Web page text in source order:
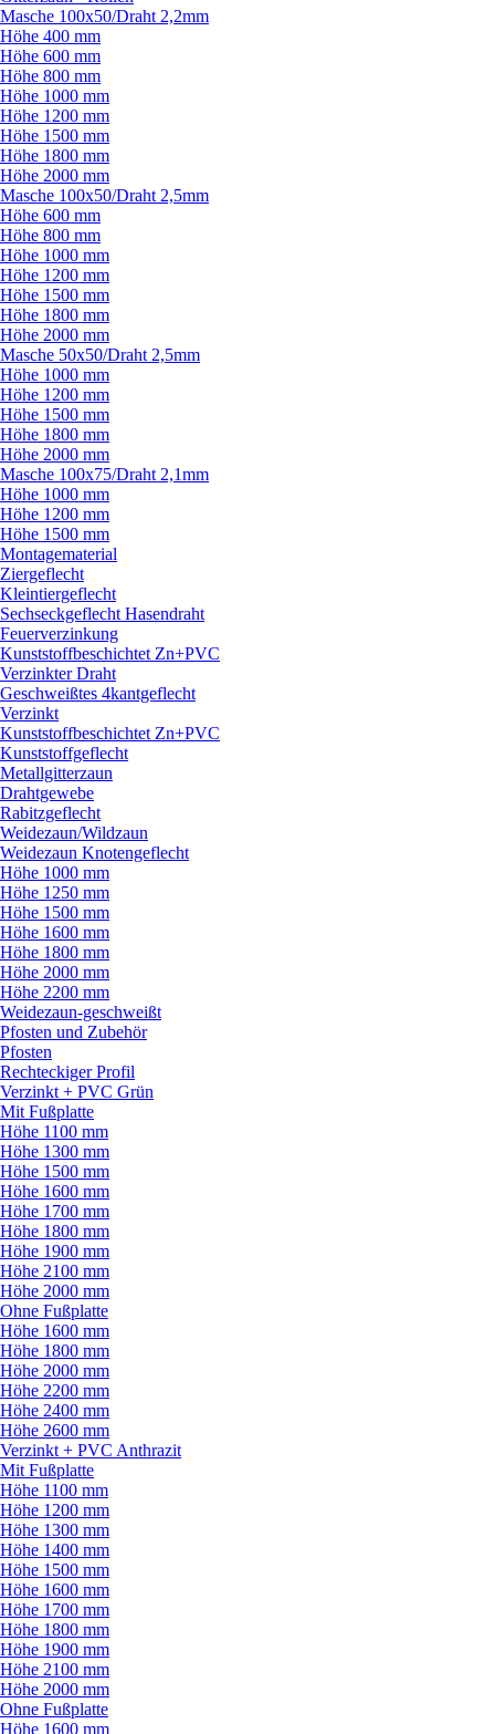
Masche 100x50/Draht 2,2mm
Höhe 400 mm
Höhe 600 mm
Höhe 800 mm
Höhe 1000 mm
Höhe 1200 mm
Höhe 1500 mm
Höhe 1800 mm
Höhe 2000 mm
Masche 100x50/Draht 2,5mm
Höhe 600 mm
Höhe 800 mm
Höhe 1000 mm
Höhe 1200 mm
Höhe 1500 mm
Höhe 1800 mm
Höhe 2000 mm
Masche 50x50/Draht 2,5mm
Höhe 1000 mm
Höhe 1200 mm
Höhe 1500 mm
Höhe 1800 mm
Höhe 2000 mm
Masche 100x75/Draht 2,1mm
Höhe 1000 mm
Höhe 1200 mm
Höhe 1500 mm
Montagematerial
Ziergeflecht
Kleintiergeflecht
Sechseckgeflecht Hasendraht
Feuerverzinkung
Kunststoffbeschichtet Zn+PVC
Verzinkter Draht
Geschweißtes 4kantgeflecht
Verzinkt
Kunststoffbeschichtet Zn+PVC
Kunststoffgeflecht
Metallgitterzaun
Drahtgewebe
Rabitzgeflecht
Weidezaun/Wildzaun
Weidezaun Knotengeflecht
Höhe 1000 mm
Höhe 1250 mm
Höhe 1500 mm
Höhe 1600 mm
Höhe 1800 mm
Höhe 2000 mm
Höhe 2200 mm
Weidezaun-geschweißt
Pfosten und Zubehör
Pfosten
Rechteckiger Profil
Verzinkt + PVC Grün
Mit Fußplatte
Höhe 1100 mm
Höhe 1300 mm
Höhe 1500 mm
Höhe 1600 mm
Höhe 1700 mm
Höhe 1800 mm
Höhe 1900 mm
Höhe 2100 mm
Höhe 2000 mm
Ohne Fußplatte
Höhe 1600 mm
Höhe 1800 mm
Höhe 2000 mm
Höhe 2200 mm
Höhe 2400 mm
Höhe 2600 mm
Verzinkt + PVC Anthrazit
Mit Fußplatte
Höhe 1100 mm
Höhe 1200 mm
Höhe 1300 mm
Höhe 1400 mm
Höhe 1500 mm
Höhe 1600 mm
Höhe 1700 mm
Höhe 1800 mm
Höhe 1900 mm
Höhe 2100 mm
Höhe 2000 mm
Ohne Fußplatte
Höhe 1600 mm